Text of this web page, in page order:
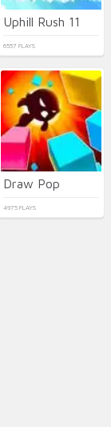
Uphill Rush 11
6557 PLAYS
Draw Pop
4975 PLAYS